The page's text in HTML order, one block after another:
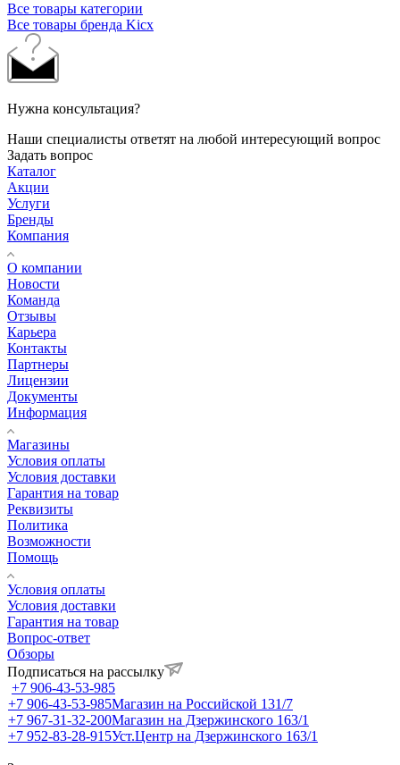
Все товары категории
Все товары бренда Kicx
Нужна консультация?
Наши специалисты ответят на любой интересующий вопрос
Задать вопрос
Каталог
Акции
Услуги
Бренды
Компания
О компании
Новости
Команда
Отзывы
Карьера
Контакты
Партнеры
Лицензии
Документы
Информация
Магазины
Условия оплаты
Условия доставки
Гарантия на товар
Реквизиты
Политика
Возможности
Помощь
Условия оплаты
Условия доставки
Гарантия на товар
Вопрос-ответ
Обзоры
Подписаться на рассылку
+7 906-43-53-985
+7 906-43-53-985Магазин на Российской 131/7
+7 967-31-32-200Магазин на Дзержинского 163/1
+7 952-83-28-915Уст.Центр на Дзержинского 163/1